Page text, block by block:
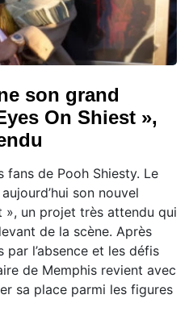
son grand
On Shiest »,
fans de Pooh Shiesty. Le
son nouvel
», un projet très attendu qui
de la scène. Après
par l’absence et les défis
de Memphis revient avec
sa place parmi les figures